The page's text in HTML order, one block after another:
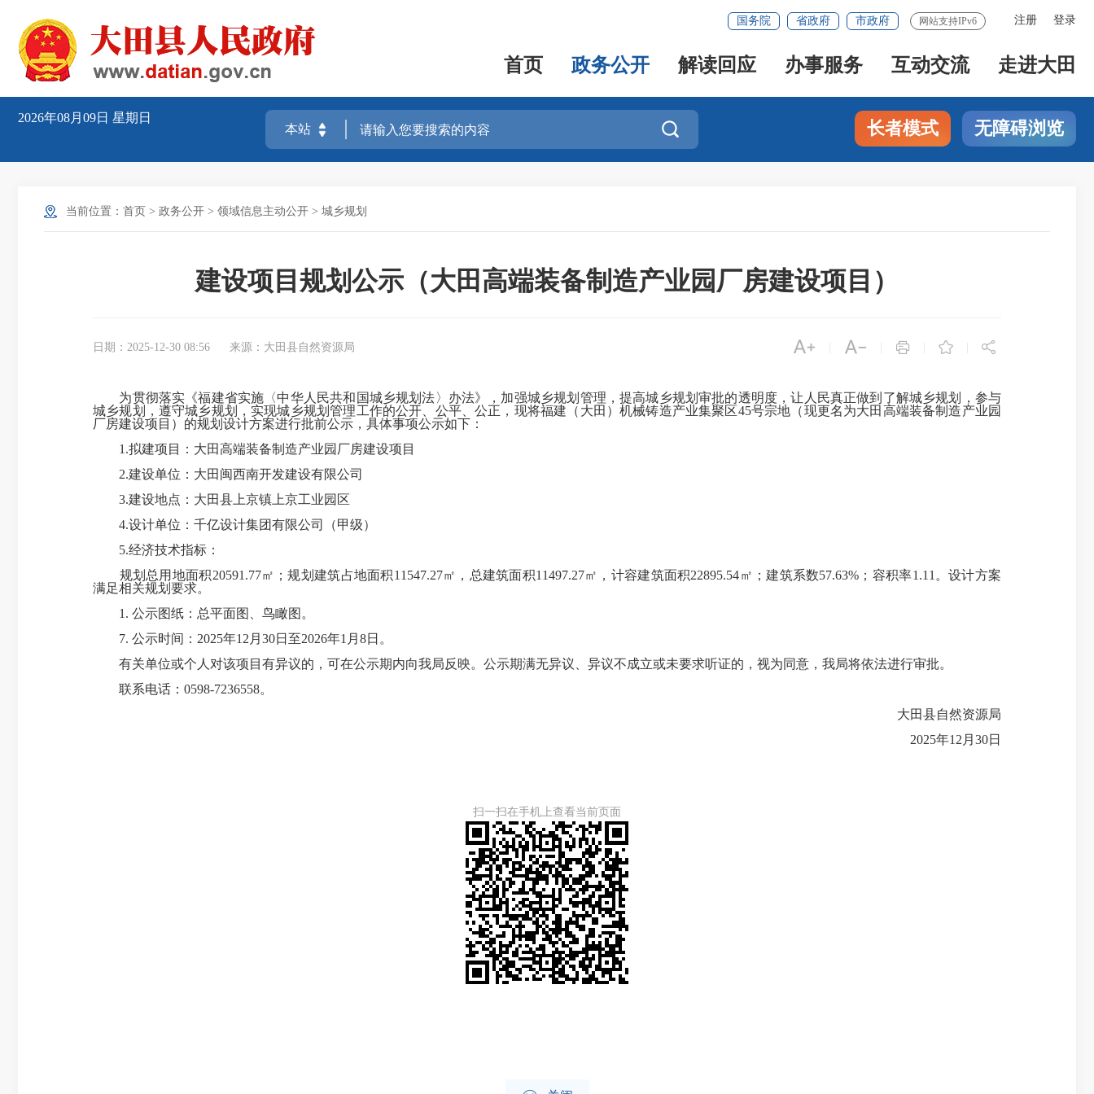
注册 登录
国务院 省政府 市政府 网站支持IPv6
首页 政务公开 解读回应 办事服务 互动交流 走进大田
2026年08月09日 星期日
 长者模式 无障碍浏览
当前位置： 首页 > 政务公开 > 领域信息主动公开 > 城乡规划
建设项目规划公示（大田高端装备制造产业园厂房建设项目）
日期：2025-12-30 08:56 来源：大田县自然资源局     
为贯彻落实《福建省实施〈中华人民共和国城乡规划法〉办法》，加强城乡规划管理，提高城乡规划审批的透明度，让人民真正做到了解城乡规划，参与
城乡规划，遵守城乡规划，实现城乡规划管理工作的公开、公平、公正，现将福建（大田）机械铸造产业集聚区45号宗地（现更名为大田高端装备制造产业园
厂房建设项目）的规划设计方案进行批前公示，具体事项公示如下：
1.拟建项目：大田高端装备制造产业园厂房建设项目
2.建设单位：大田闽西南开发建设有限公司
3.建设地点：大田县上京镇上京工业园区
4.设计单位：千亿设计集团有限公司（甲级）
5.经济技术指标：
规划总用地面积20591.77㎡；规划建筑占地面积11547.27㎡，总建筑面积11497.27㎡，计容建筑面积22895.54㎡；建筑系数57.63%；容积率1.11。设计方案
满足相关规划要求。
1. 公示图纸：总平面图、鸟瞰图。
7. 公示时间：2025年12月30日至2026年1月8日。
有关单位或个人对该项目有异议的，可在公示期内向我局反映。公示期满无异议、异议不成立或未要求听证的，视为同意，我局将依法进行审批。
联系电话：0598-7236558。
大田县自然资源局
2025年12月30日
扫一扫在手机上查看当前页面